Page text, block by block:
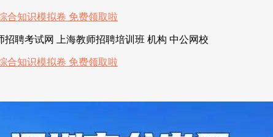
招聘考试网 上海教师招聘培训班 机构 中公网校